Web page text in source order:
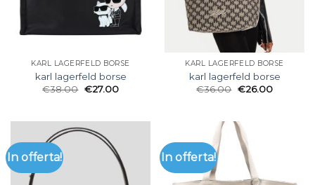
KARL LAGERFELD BORSE
karl lagerfeld borse
€38.00 €27.00
KARL LAGERFELD BORSE
karl lagerfeld borse
€36.00 €26.00
In offerta! In offerta!